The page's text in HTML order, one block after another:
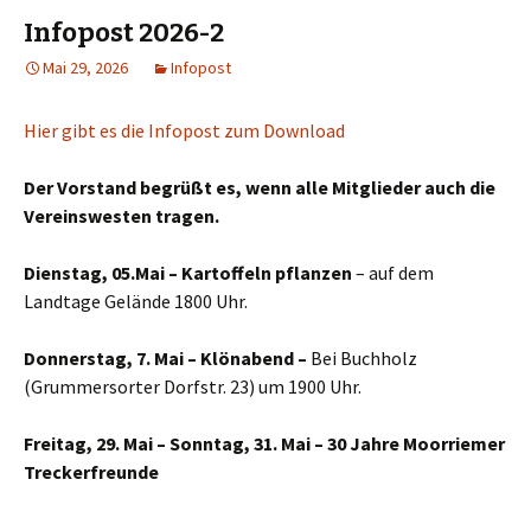
Infopost 2026-2
Mai 29, 2026 Infopost
Hier gibt es die Infopost zum Download
Der Vorstand begrüßt es, wenn alle Mitglieder auch die
Vereinswesten tragen.
Dienstag, 05.Mai – Kartoffeln pflanzen – auf dem
Landtage Gelände 1800 Uhr.
Donnerstag, 7. Mai – Klönabend – Bei Buchholz
(Grummersorter Dorfstr. 23) um 1900 Uhr.
Freitag, 29. Mai – Sonntag, 31. Mai – 30 Jahre Moorriemer
Treckerfreunde